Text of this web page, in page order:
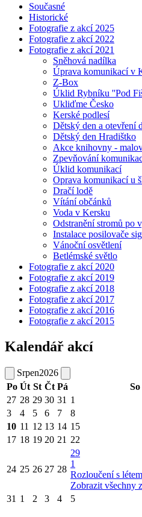
Současné
Historické
Fotografie z akcí 2025
Fotografie z akcí 2022
Fotografie z akcí 2021
Sněhová nadílka
Úprava komunikací v
Z-Box
Úklid Rybníku ''Pod
Ukliďme Česko
Kerské podlesí
Dětský den a otevření
Dětský den Hradištko
Akce knihovny -
Zpevňování
Úklid komunikací
Oprava komunikací u
Dračí lodě
Vítání občánků
Voda v Kersku
Odstranění stromů po
Instalace posilovače
Vánoční osvětlení
Betlémské světlo
Fotografie z akcí 2020
Fotografie z akcí 2019
Fotografie z akcí 2018
Fotografie z akcí 2017
Fotografie z akcí 2016
Fotografie z akcí 2015
Kalendář akcí
Srpen2026
Po Út St Čt Pá So
27 28 29 30 31 1
3
4 5 6 7 8
10 11 12 13 14 15
17 18 19 20 21 22
24 25 26 27 28
29
1
Rozloučení s
Zobrazit všechny
31 1 2 3 4 5